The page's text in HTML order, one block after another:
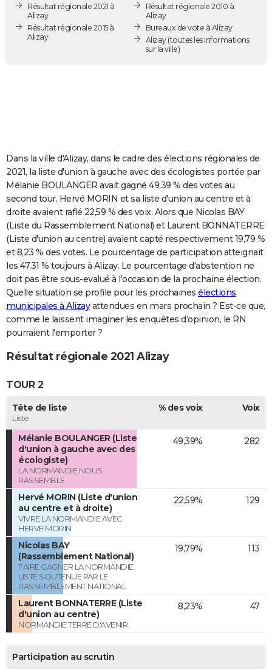
Destinations
City break
Voyage nature
Voyage de noces
Forum
PHOTO
GUIDES D'ACHAT
COPAINS D'AVANT
S'inscrire
Se connecter
Lycées
Collèges
Primaires
Universités
Entreprises
Service militaire
Avis de recherche
AVIS DE DÉCÈS
FORUM
Bricolage
Lifestyle
Culture
Sport
Auto
Television
Voyage
Cinema
Résultat régionale 2021 à
Alizay
Résultat régionale 2015 à
Alizay
Résultat régionale 2010 à
Alizay
Bureaux de vote à Alizay
Alizay(toutes les informations
sur la ville)
Dans la ville d'Alizay, dans le cadre des élections régionales de
2021, la liste d'union à gauche avec des écologistes portée par
Mélanie BOULANGER avait gagné 49,39 % des votes au
second tour. Hervé MORIN et sa liste d'union au centre et à
droite avaient raflé 22,59 % des voix. Alors que Nicolas BAY
(Liste du Rassemblement National) et Laurent BONNATERRE
(Liste d'union au centre) avaient capté respectivement 19,79 %
et 8,23 % des votes. Le pourcentage de participation atteignait
les 47,31 % toujours à Alizay. Le pourcentage d'abstention ne
doit pas être sous-evalué à l'occasion de la prochaine élection.
Quelle situation se profile pour les prochaines élections
municipales à Alizayattendues en mars prochain ? Est-ce que,
comme le laissent imaginer les enquêtes d’opinion, le RN
pourraient l'emporter ?
Résultat régionale 2021 Alizay
TOUR 2
Tête de liste
Liste
% des voix Voix
Mélanie BOULANGER (Liste
d'union à gauche avec des
écologiste)
LA NORMANDIE NOUS
RASSEMBLE
49,39% 282
Hervé MORIN (Liste d'union
au centre et à droite)
VIVRE LA NORMANDIE AVEC
HERVE MORIN
22,59% 129
Nicolas BAY
(Rassemblement National)
FAIRE GAGNER LA NORMANDIE
LISTE SOUTENUE PAR LE
RASSEMBLEMENT NATIONAL
19,79% 113
Laurent BONNATERRE (Liste
d'union au centre)
NORMANDIE TERRE D'AVENIR
8,23% 47
Participation au scrutin